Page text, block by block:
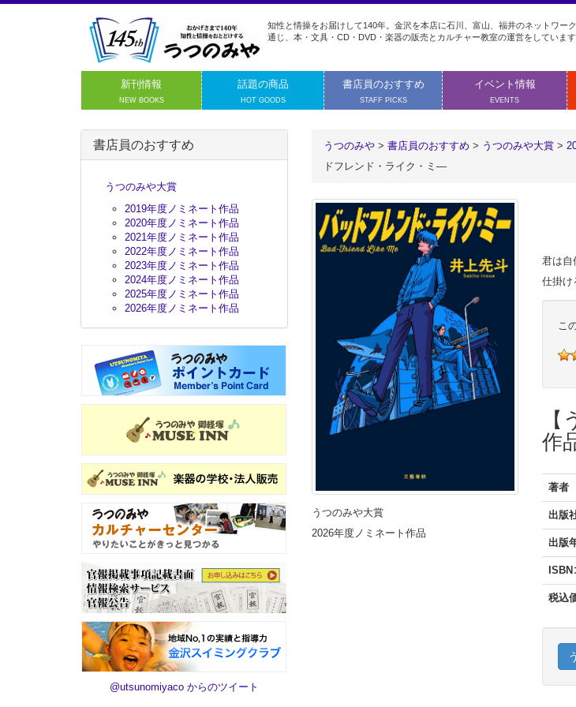
知性と情操をお届けして140年。金沢を本店に石川、富山、福井のネットワー
通じ、本・文具・CD・DVD・楽器の販売とカルチャー教室の運営をしています
新刊情報
NEW BOOKS
話題の商品
HOT GOODS
書店員のおすすめ
STAFF PICKS
イベント情報
EVENTS
うつのみや> 書店員のおすすめ > うつのみや大賞>
ドフレンド・ライク・ミ―
うつのみや大賞
2026年度ノミネート作品
君は自
仕掛け
こ
作
著者
出版
出版
税込
書店員のおすすめ
うつのみや大賞
2019年度ノミネート作品
2020年度ノミネート作品
2021年度ノミネート作品
2022年度ノミネート作品
2023年度ノミネート作品
2024年度ノミネート作品
2025年度ノミネート作品
2026年度ノミネート作品
@utsunomiyaco からのツイート